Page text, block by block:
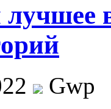
лучшее
Gwp